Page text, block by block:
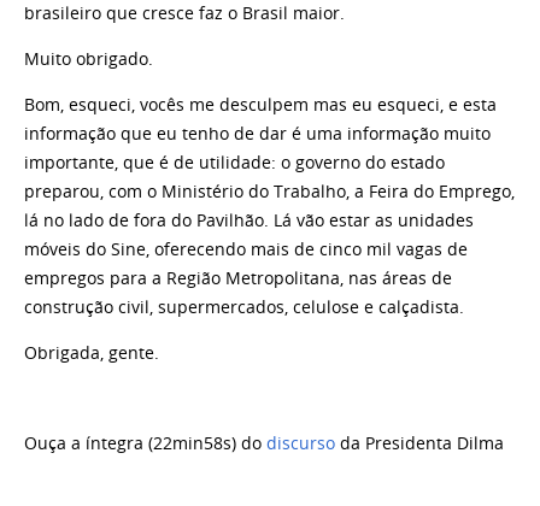
brasileiro que cresce faz o Brasil maior.
Muito obrigado.
Bom, esqueci, vocês me desculpem mas eu esqueci, e esta
informação que eu tenho de dar é uma informação muito
importante, que é de utilidade: o governo do estado
preparou, com o Ministério do Trabalho, a Feira do Emprego,
lá no lado de fora do Pavilhão. Lá vão estar as unidades
móveis do Sine, oferecendo mais de cinco mil vagas de
empregos para a Região Metropolitana, nas áreas de
construção civil, supermercados, celulose e calçadista.
Obrigada, gente.
Ouça a íntegra (22min58s) do discurso da Presidenta Dilma